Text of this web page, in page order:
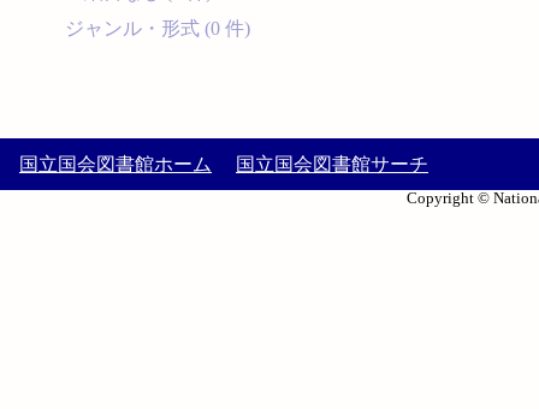
ジャンル・形式 (0 件)
国立国会図書館ホーム 国立国会図書館サーチ
Copyright ©